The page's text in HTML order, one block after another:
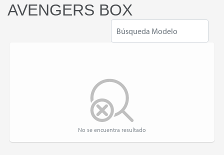
AVENGERS BOX
No se encuentra resultado